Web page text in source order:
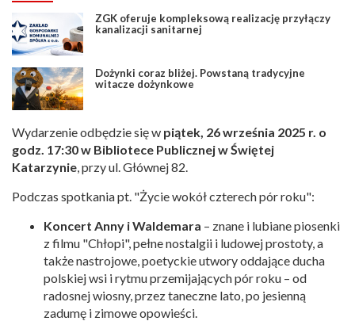
ZGK oferuje kompleksową realizację przyłączy
kanalizacji sanitarnej
Dożynki coraz bliżej. Powstaną tradycyjne
witacze dożynkowe
Wydarzenie odbędzie się w piątek, 26 września 2025 r. o
godz. 17:30 w Bibliotece Publicznej w Świętej
Katarzynie, przy ul. Głównej 82.
Podczas spotkania pt. "Życie wokół czterech pór roku":
Koncert Anny i Waldemara – znane i lubiane piosenki
z filmu "Chłopi", pełne nostalgii i ludowej prostoty, a
także nastrojowe, poetyckie utwory oddające ducha
polskiej wsi i rytmu przemijających pór roku – od
radosnej wiosny, przez taneczne lato, po jesienną
zadumę i zimowe opowieści.